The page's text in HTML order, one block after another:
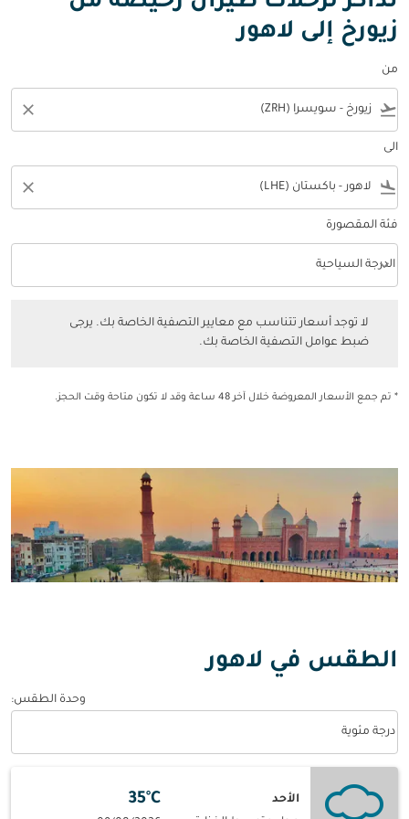
زيورخ إلى لاهور
من
flight_takeoff
close
الى
flight_land
close
فئة المقصورة
فئة المقصورة option الدرجة السياحية Selected
الدرجة السياحية
keyboard_arrow_down
لا توجد أسعار تتناسب مع معايير التصفية الخاصة بك. يرجى
ضبط عوامل التصفية الخاصة بك.
* تم جمع الأسعار المعروضة خلال آخر 48 ساعة وقد لا تكون متاحة وقت الحجز.
الطقس في لاهور
وحدة الطقس:
درجة مئوية
الأحد
35°C